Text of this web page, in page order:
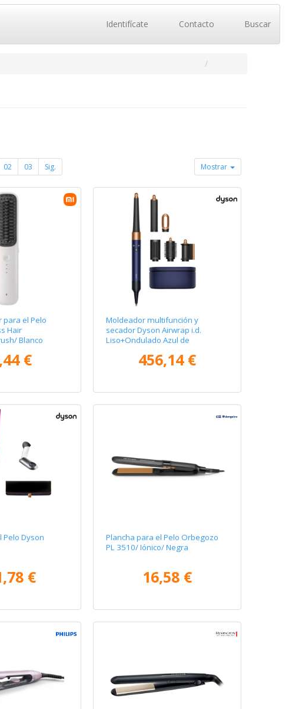
Identifícate Contacto Buscar
02 03 Sig. Mostrar
para el Pelo
Hair
Blanco
€
Moldeador multifunción y
secador Dyson Airwrap i.d.
Liso+Ondulado Azul de
456,14 €
Pelo Dyson
€
Plancha para el Pelo Orbegozo
PL 3510/ Iónico/ Negra
16,58 €